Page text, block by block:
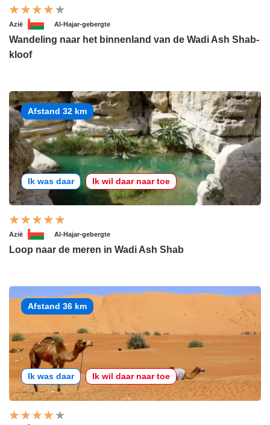
Azië Al-Hajar-gebergte
Wandeling naar het binnenland van de Wadi Ash Shab-
kloof
Afstand 32 km
Ik was daar Ik wil daar naar toe
Azië Al-Hajar-gebergte
Loop naar de meren in Wadi Ash Shab
Afstand 36 km
Ik was daar Ik wil daar naar toe